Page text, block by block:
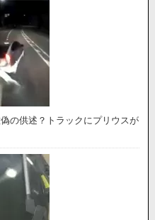
の供述？トラックにプリウスが